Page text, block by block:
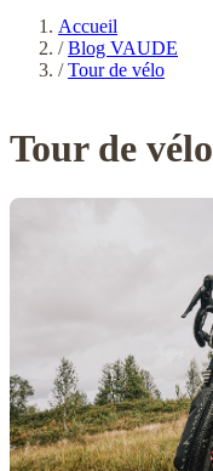
Accueil
/ Blog VAUDE
/ Tour de vélo
Tour de vélo